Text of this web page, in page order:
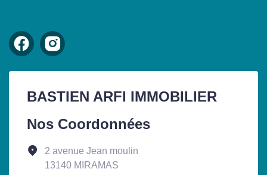
BASTIEN ARFI IMMOBILIER
Nos Coordonnées
2 avenue Jean moulin
13140 MIRAMAS